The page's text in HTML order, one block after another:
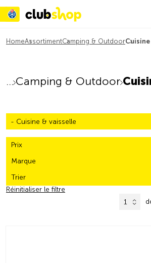
HomeAssortimentCamping & Outdoor
Camping & Outdoor
- Cuisine & vaisselle
Prix
Marque
Trier
Réinitialiser le filtre
1